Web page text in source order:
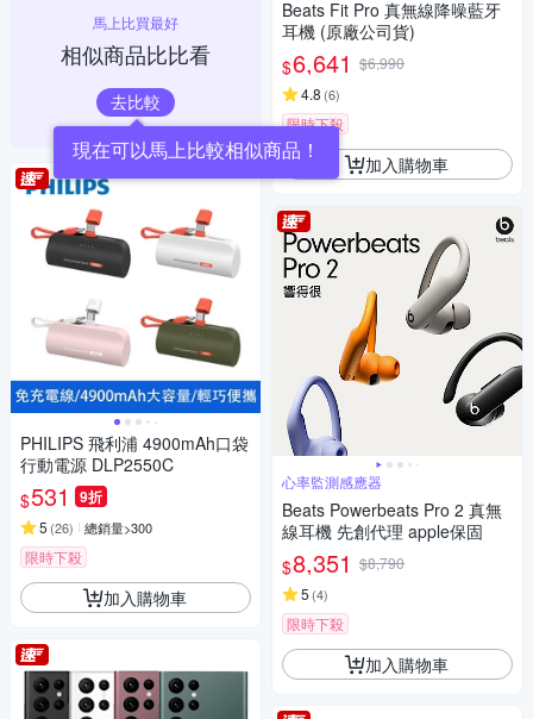
馬上比買最好
相似商品比比看
去比較
PHILIPS 飛利浦 4900mAh口袋
行動電源 DLP2550C
$531 9折
5 (26) 總銷量>300
限時下殺
加入購物車
Beats Fit Pro 真無線降噪藍牙
耳機 (原廠公司貨)
$6,641 $6,990
4.8 (6)
限時下殺
加入購物車
心率監測感應器
Beats Powerbeats Pro 2 真無
線耳機 先創代理 apple保固
$8,351 $8,790
5 (4)
限時下殺
加入購物車